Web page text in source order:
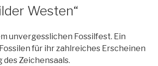
Westen“
unvergesslichen Fossilfest. Ein
für ihr zahlreiches Erscheinen
Zeichensaals.